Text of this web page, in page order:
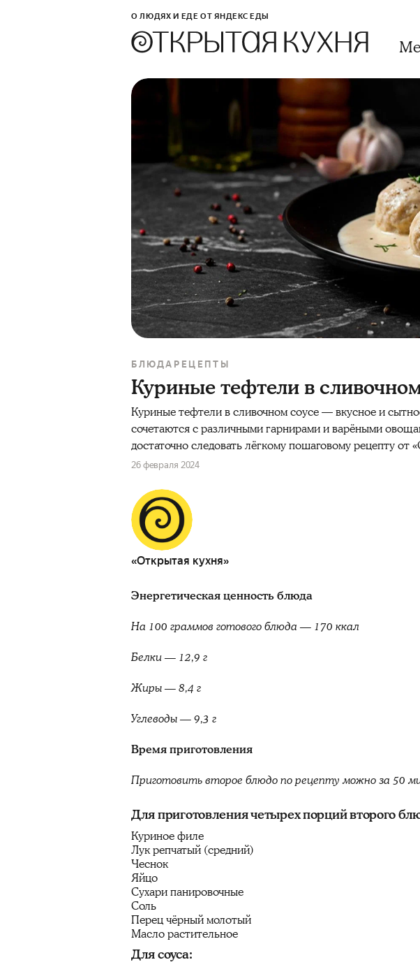
О ЛЮДЯХ И ЕДЕ ОТ ЯНДЕКС ЕДЫ
БЛЮДА РЕЦЕПТЫ
Куриные тефтели в
Куриные тефтели в сливочном соусе — вкусное и
сочетаются с различными гарнирами и варёными
достаточно следовать лёгкому пошаговому рецепту
26 февраля 2024
«Открытая кухня»
Энергетическая ценность блюда
На 100 граммов готового блюда — 170 ккал
Белки — 12,9 г
Жиры — 8,4 г
Углеводы — 9,3 г
Время приготовления
Приготовить второе блюдо по рецепту можно за 50
Для приготовления четырех порций второго
Куриное филе
Лук репчатый (средний)
Чеснок
Яйцо
Сухари панировочные
Соль
Перец чёрный молотый
Масло растительное
Для соуса: